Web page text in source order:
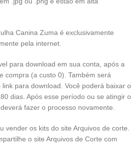
Canina Zuma é exclusivamente
pela internet.
para download em sua conta, após a
compra (a custo 0). Também será
para download. Você poderá baixar o
dias. Após esse período ou se atingir o
fazer o processo novamente.
vender os kits do site Arquivos de corte.
o site Arquivos de Corte com